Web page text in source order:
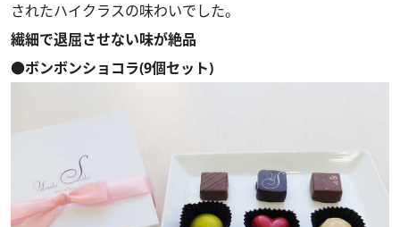
されたハイクラスの味わいでした。
繊細で退屈させない味が絶品
●ボンボンショコラ(9個セット)